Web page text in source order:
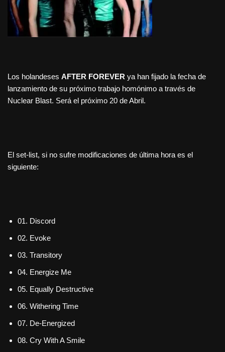
Los holandeses AFTER FOREVER ya han fijado la fecha de
lanzamiento de su próximo trabajo homónimo a través de
Nuclear Blast. Será el próximo 20 de Abril.
El set-list, si no sufre modificaciones de última hora es el
siguiente:
01. Discord
02. Evoke
03. Transitory
04. Energize Me
05. Equally Destructive
06. Withering Time
07. De-Energized
08. Cry With A Smile